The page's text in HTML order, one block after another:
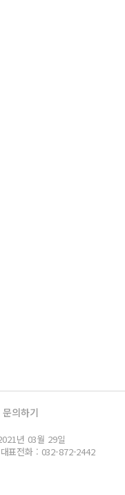
문의하기
년 03월 29일
표전화 : 032-872-2442